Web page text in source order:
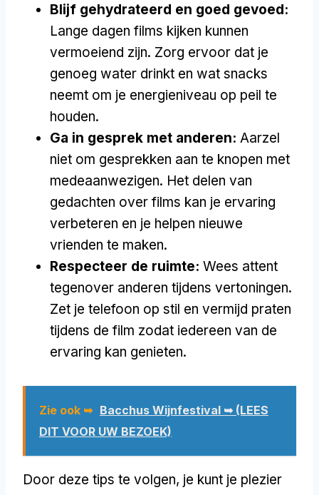
Blijf gehydrateerd en goed gevoed:
Lange dagen films kijken kunnen
vermoeiend zijn. Zorg ervoor dat je
genoeg water drinkt en wat snacks
neemt om je energieniveau op peil te
houden.
Ga in gesprek met anderen: Aarzel
niet om gesprekken aan te knopen met
medeaanwezigen. Het delen van
gedachten over films kan je ervaring
verbeteren en je helpen nieuwe
vrienden te maken.
Respecteer de ruimte: Wees attent
tegenover anderen tijdens vertoningen.
Zet je telefoon op stil en vermijd praten
tijdens de film zodat iedereen van de
ervaring kan genieten.
Zie ook ➥ Bacchus Wijnfestival ➥ (LEES
DIT VOOR UW BEZOEK)
Door deze tips te volgen, je kunt je plezier